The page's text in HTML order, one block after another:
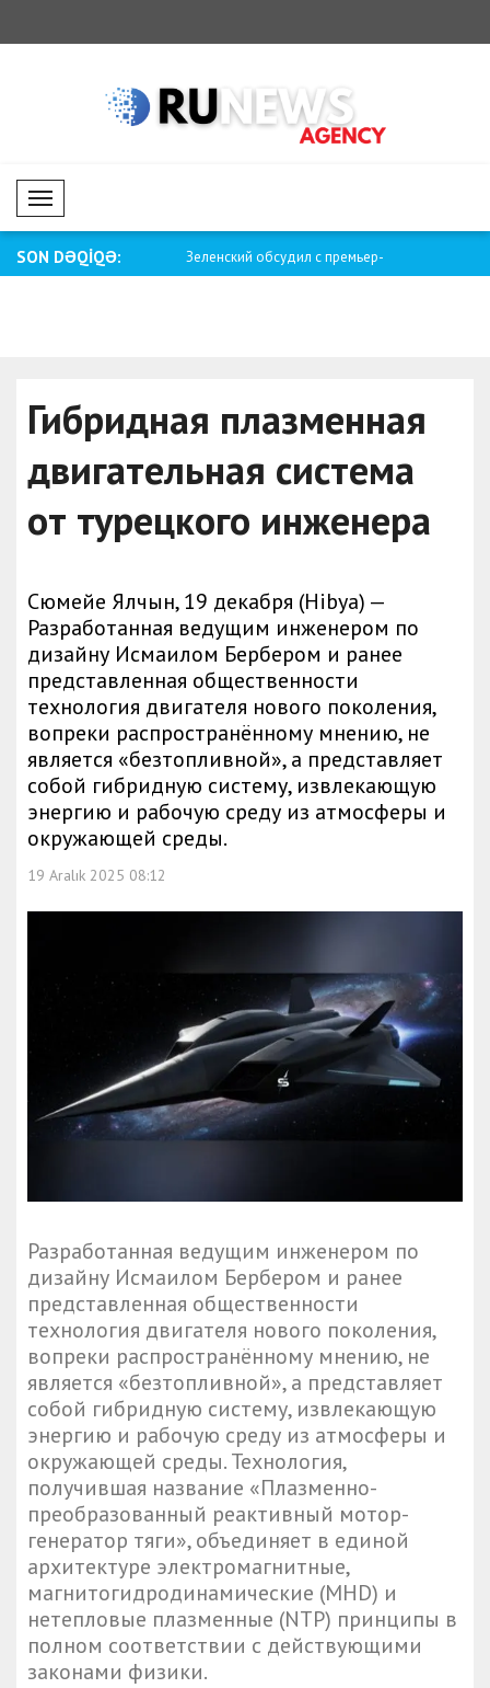
Mobil Menü
SON DƏQİQƏ:
Выявлены нарушения на Зеленский обсудил с премьер-
Гибридная плазменная
двигательная система
от турецкого инженера
Сюмейе Ялчын, 19 декабря (Hibya) —
Разработанная ведущим инженером по
дизайну Исмаилом Бербером и ранее
представленная общественности
технология двигателя нового поколения,
вопреки распространённому мнению, не
является «безтопливной», а представляет
собой гибридную систему, извлекающую
энергию и рабочую среду из атмосферы и
окружающей среды.
19 Aralık 2025 08:12
Разработанная ведущим инженером по
дизайну Исмаилом Бербером и ранее
представленная общественности
технология двигателя нового поколения,
вопреки распространённому мнению, не
является «безтопливной», а представляет
собой гибридную систему, извлекающую
энергию и рабочую среду из атмосферы и
окружающей среды. Технология,
получившая название «Плазменно-
преобразованный реактивный мотор-
генератор тяги», объединяет в единой
архитектуре электромагнитные,
магнитогидродинамические (MHD) и
нетепловые плазменные (NTP) принципы в
полном соответствии с действующими
законами физики.